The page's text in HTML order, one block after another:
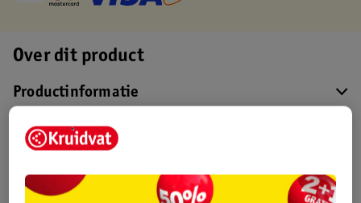
Over dit product
Productinformatie
Etiketinformatie
Nature Impact Score